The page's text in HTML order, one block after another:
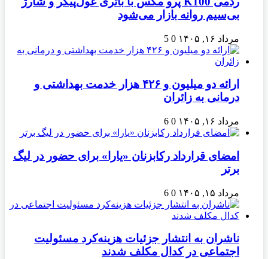
بی‌سیم روانه بازار می‌شود
مرداد ۱۶, ۱۴۰۵ 0
5
ارائه دو میلیون و ۴۲۶ هزار خدمت بهداشتی و
درمانی به زائران
مرداد ۱۶, ۱۴۰۵ 0
6
امضای قرارداد رکابزنان «یارا» برای حضور در لیگ
برتر
مرداد ۱۵, ۱۴۰۵ 0
6
ناشران به انتشار جزئیات هزینه‌کرد مسئولیت
اجتماعی در کدال مکلف شدند